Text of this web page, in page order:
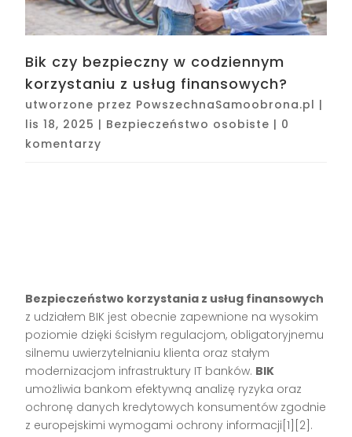
Bik czy bezpieczny w codziennym
korzystaniu z usług finansowych?
utworzone przez PowszechnaSamoobrona.pl |
lis 18, 2025 | Bezpieczeństwo osobiste | 0
komentarzy
Bezpieczeństwo korzystania z usług finansowych
z udziałem BIK jest obecnie zapewnione na wysokim
poziomie dzięki ścisłym regulacjom, obligatoryjnemu
silnemu uwierzytelnianiu klienta oraz stałym
modernizacjom infrastruktury IT banków. BIK
umożliwia bankom efektywną analizę ryzyka oraz
ochronę danych kredytowych konsumentów zgodnie
z europejskimi wymogami ochrony informacji[1][2].